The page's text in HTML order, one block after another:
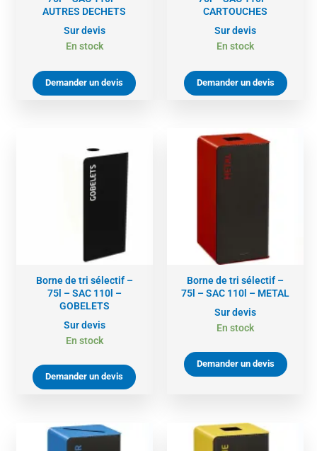
AUTRES DECHETS
Sur devis
En stock
Demander un devis
CARTOUCHES
Sur devis
En stock
Demander un devis
Borne de tri sélectif –
75l – SAC 110l –
GOBELETS
Sur devis
En stock
Demander un devis
Borne de tri sélectif –
75l – SAC 110l – METAL
Sur devis
En stock
Demander un devis